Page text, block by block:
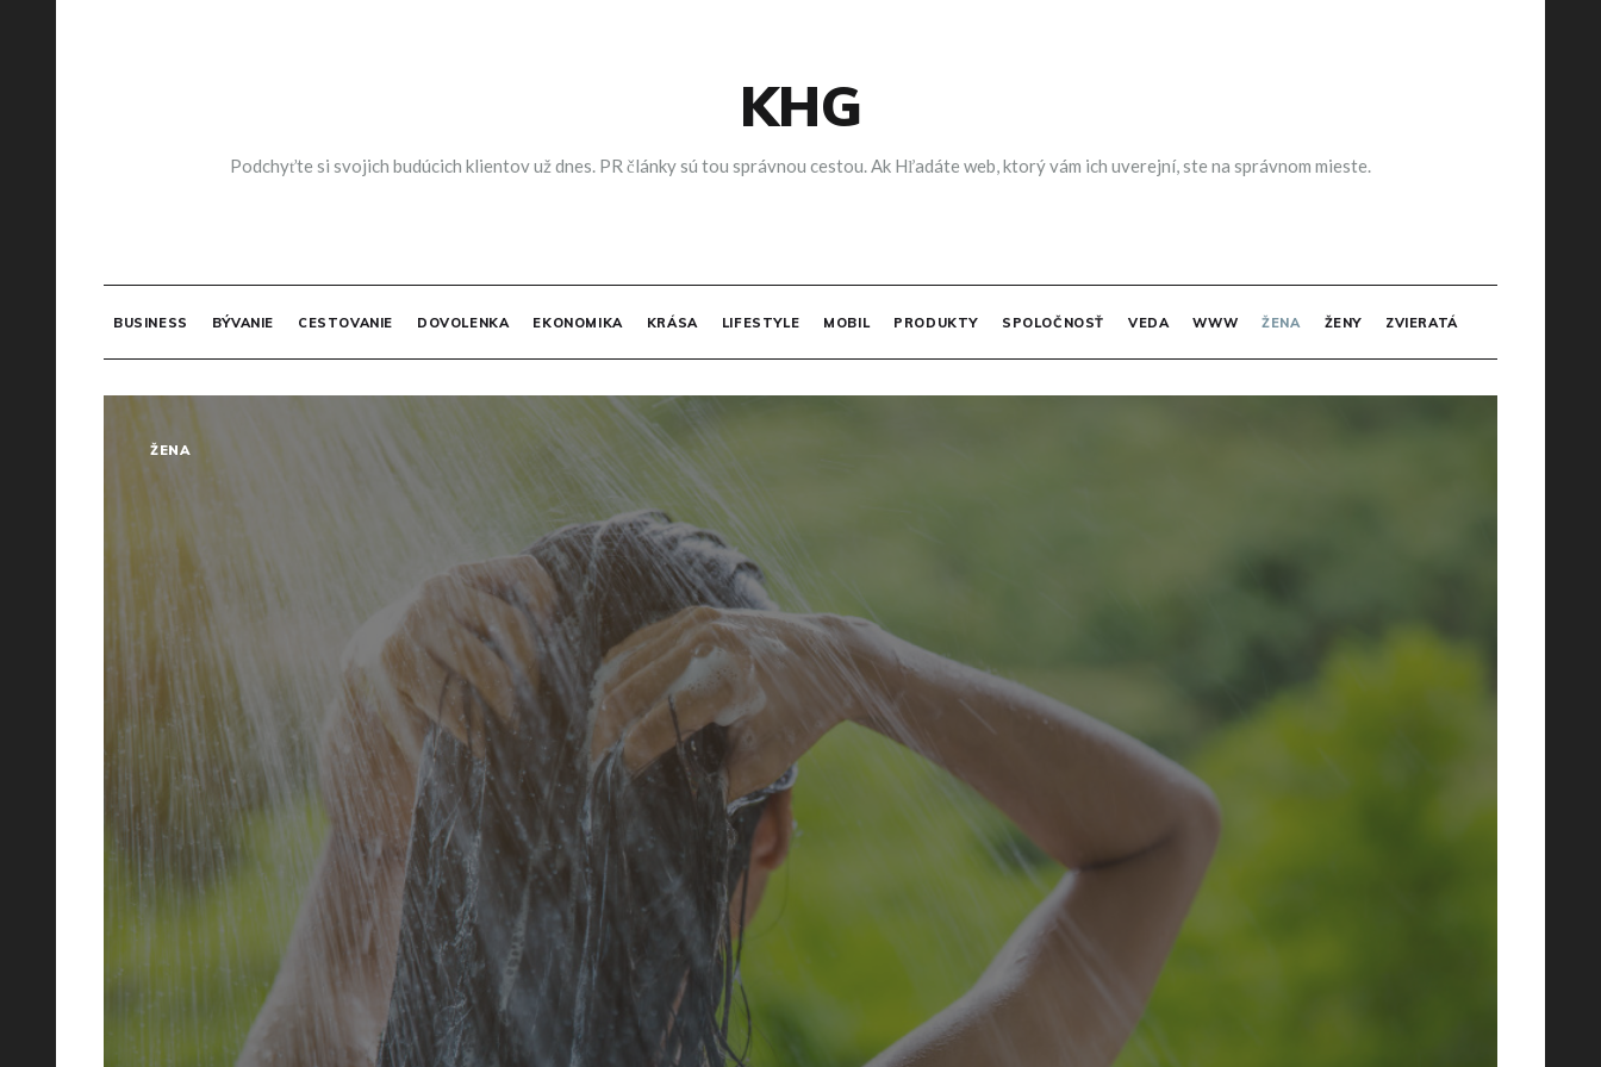
KHG
Podchyťte si svojich budúcich klientov už dnes. PR články sú tou správnou cestou. Ak Hľadáte web, ktorý vám ich uverejní, ste na správnom mieste.
BUSINESS BÝVANIE CESTOVANIE DOVOLENKA EKONOMIKA KRÁSA LIFESTYLE MOBIL PRODUKTY SPOLOČNOSŤ VEDA WWW ŽENA ŽENY ZVIERATÁ
ŽENA